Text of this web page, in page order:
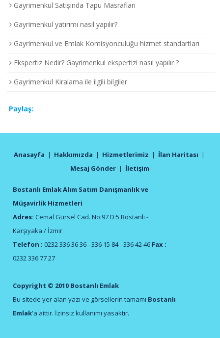
Gayrimenkul Satışında Tapu Masrafları
Gayrimenkul yatırımı nasıl yapılır?
Gayrimenkul ve Emlak Komisyonculuğu hizmet standartları
Ekspertiz Nedir? Gayrimenkul ekspertizi nasıl yapılır ?
Gayrimenkul Kiralama ile ilgili bilgiler
Paylaş:
Anasayfa | Hakkımızda | Hizmetlerimiz | İlan Haritası |
Mesaj Gönder | İletişim
Bostanlı Emlak Alım Satım Danışmanlık ve
Müşavirlik Hizmetleri
Adres: Cemal Gürsel Cad. No:97 D:5 Bostanlı -
Karşıyaka / İzmir
Telefon : 0232 336 36 36 - 336 15 84 - 336 42 46 Fax :
0232 336 77 27
Copyright © 2010 Bostanlı Emlak
Bu sitede yer alan yazı ve görsellerin tamamı Bostanlı
Emlak'a aittir. İzinsiz kullanımı yasaktır.